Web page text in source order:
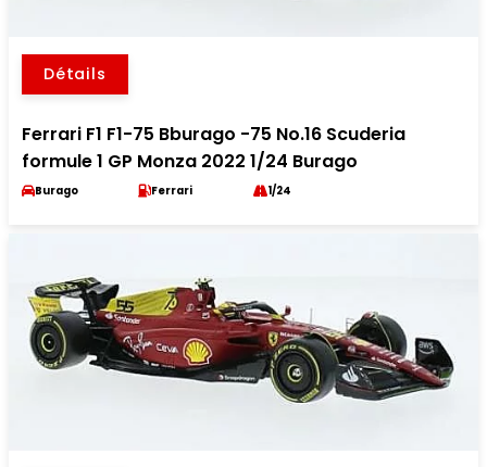
Détails
Ferrari F1 F1-75 Bburago -75 No.16 Scuderia
formule 1 GP Monza 2022 1/24 Burago
Burago Ferrari 1/24